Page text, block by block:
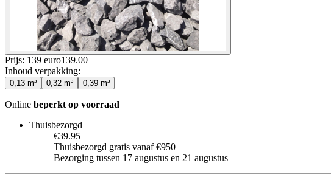
Prijs: 139 euro139.00
Inhoud verpakking:
0,13 m³ 0,32 m³ 0,39 m³
Online beperkt op voorraad
Thuisbezorgd
€39.95
Thuisbezorgd gratis vanaf €950
Bezorging tussen 17 augustus en 21 augustus